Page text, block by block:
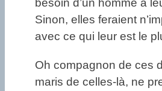
besoin d’un homme à
Sinon, elles feraient
avec ce qui leur est le
Oh compagnon de ces
maris de celles-là, ne